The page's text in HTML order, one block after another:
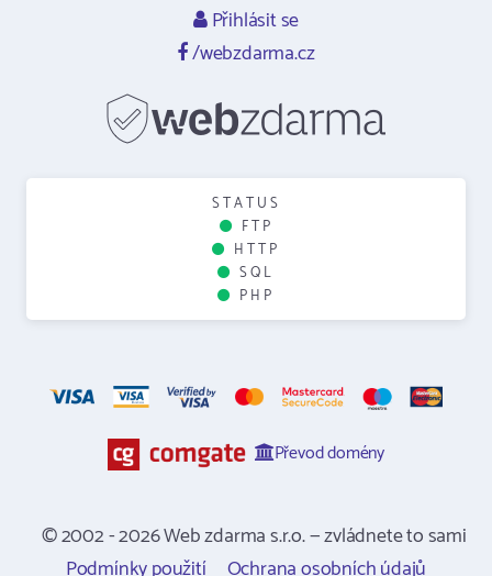
Přihlásit se
/webzdarma.cz
STATUS
FTP
HTTP
SQL
PHP
Převod domény
© 2002 - 2026 Web zdarma s.r.o. — zvládnete to sami